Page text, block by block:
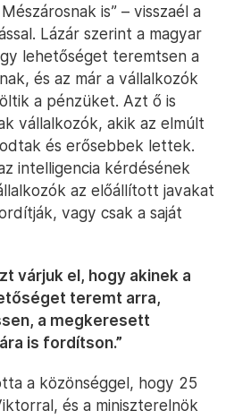
is” – visszaél a
Lázár szerint a magyar
lehetőséget teremtsen a
és az már a vállalkozók
a pénzüket. Azt ő is
vállalkozók, akik az elmúlt
és erősebbek lettek.
intelligencia kérdésének
az előállított javakat
vagy csak a saját
várjuk el, hogy akinek a
teremt arra,
a megkeresett
is fordítson.”
a közönséggel, hogy 25
és a miniszterelnök